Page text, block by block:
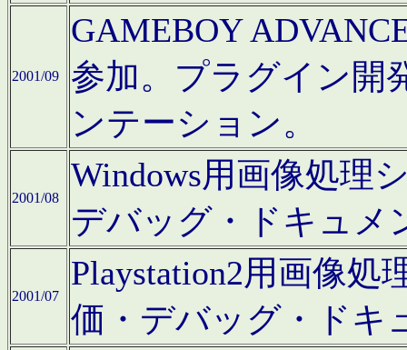
2001/09
GAMEBOY
参加。プラグイン開
ンテーション。
2001/08
Windows用画像処理
デバッグ・ドキュメ
2001/07
Playstation2用画像
価・デバッグ・ドキ